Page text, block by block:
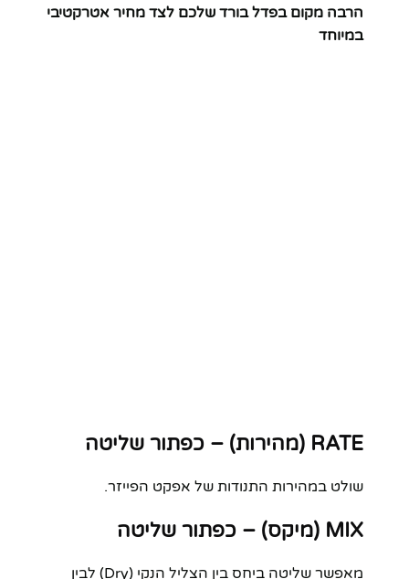
הרבה מקום בפדל בורד שלכם לצד מחיר אטרקטיבי
במיוחד
RATE (מהירות) – כפתור שליטה
שולט במהירות התנודות של אפקט הפייזר.
MIX (מיקס) – כפתור שליטה
מאפשר שליטה ביחס בין הצליל הנקי (Dry) לבין